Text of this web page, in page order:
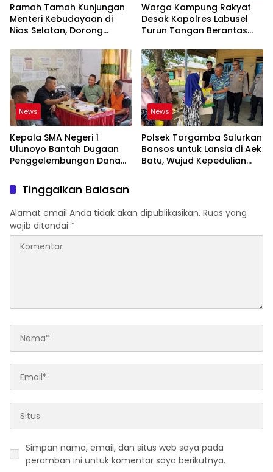
Ramah Tamah Kunjungan
Menteri Kebudayaan di
Nias Selatan, Dorong
Target UNESCO
Warga Kampung Rakyat
Desak Kapolres Labusel
Turun Tangan Berantas
di Perlabian
News
Kepala SMA Negeri 1
Ulunoyo Bantah Dugaan
Penggelembungan Dana
Pemberitaan Tidak Benar
News
Polsek Torgamba Salurkan
Bansos untuk Lansia di Aek
Batu, Wujud Kepedulian
Tinggalkan Balasan
Alamat email Anda tidak akan dipublikasikan. Ruas yang
wajib ditandai *
Simpan nama, email, dan situs web saya pada
peramban ini untuk komentar saya berikutnya.